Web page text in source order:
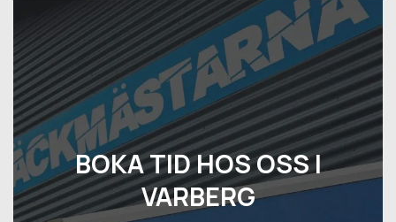
BOKA TID HOS OSS I
VARBERG